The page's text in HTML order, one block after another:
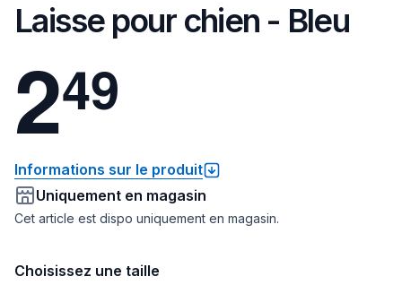
Laisse pour chien - Bleu
249
Informations sur le produit
Uniquement en magasin
Cet article est dispo uniquement en magasin.
Choisissez une taille